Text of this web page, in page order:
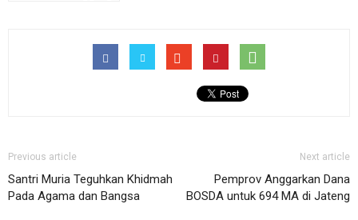
Previous article
Santri Muria Teguhkan Khidmah
Pada Agama dan Bangsa
Next article
Pemprov Anggarkan Dana
BOSDA untuk 694 MA di Jateng